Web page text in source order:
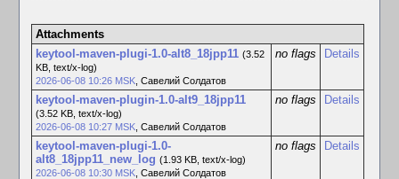
Attachments
keytool-maven-plugi-1.0-alt8_18jpp11 (3.52
KB, text/x-log)
2026-06-08 10:26 MSK, Савелий Солдатов
no flags Details
keytool-maven-plugin-1.0-alt9_18jpp11
(3.52 KB, text/x-log)
2026-06-08 10:27 MSK, Савелий Солдатов
no flags Details
keytool-maven-plugi-1.0-
alt8_18jpp11_new_log (1.93 KB, text/x-log)
2026-06-08 10:30 MSK, Савелий Солдатов
no flags Details